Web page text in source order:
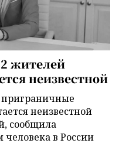
жителей
неизвестной
неизвестной
сообщила
в России